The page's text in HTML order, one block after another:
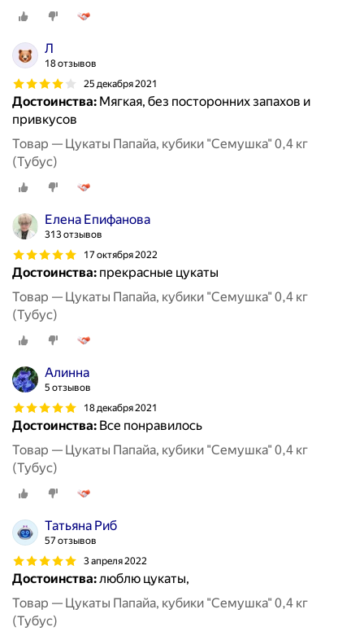
Л
18 отзывов
25 декабря 2021
Достоинства: Мягкая, без посторонних запахов и
привкусов
Товар — Цукаты Папайа, кубики "Семушка" 0,4 кг
(Тубус)
Елена Епифанова
313 отзывов
17 октября 2022
Достоинства: прекрасные цукаты
Товар — Цукаты Папайа, кубики "Семушка" 0,4 кг
(Тубус)
Алинна
5 отзывов
18 декабря 2021
Достоинства: Все понравилось
Товар — Цукаты Папайа, кубики "Семушка" 0,4 кг
(Тубус)
Татьяна Риб
57 отзывов
3 апреля 2022
Достоинства:люблю цукаты,
Товар — Цукаты Папайа, кубики "Семушка" 0,4 кг
(Тубус)